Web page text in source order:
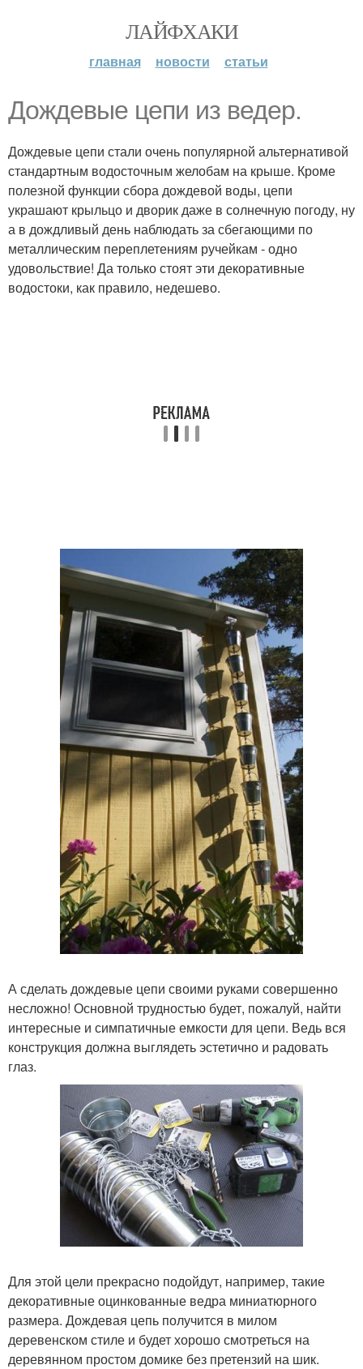
ЛАЙФХАКИ
главная новости статьи
Дождевые цепи из ведер.
Дождевые цепи стали очень популярной альтернативой
стандартным водосточным желобам на крыше. Кроме
полезной функции сбора дождевой воды, цепи
украшают крыльцо и дворик даже в солнечную погоду, ну
а в дождливый день наблюдать за сбегающими по
металлическим переплетениям ручейкам - одно
удовольствие! Да только стоят эти декоративные
водостоки, как правило, недешево.
А сделать дождевые цепи своими руками совершенно
несложно! Основной трудностью будет, пожалуй, найти
интересные и симпатичные емкости для цепи. Ведь вся
конструкция должна выглядеть эстетично и радовать
глаз.
Для этой цели прекрасно подойдут, например, такие
декоративные оцинкованные ведра миниатюрного
размера. Дождевая цепь получится в милом
деревенском стиле и будет хорошо смотреться на
деревянном простом домике без претензий на шик.